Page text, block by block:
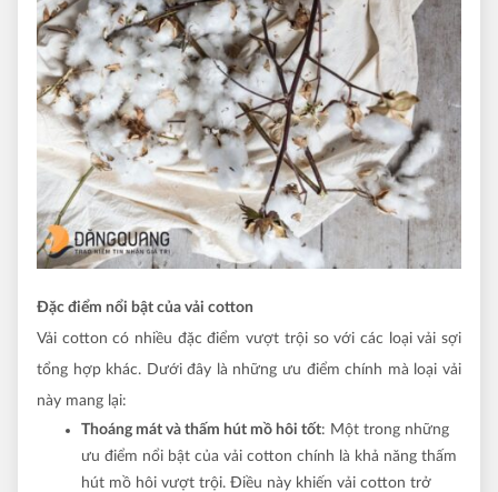
Đặc điểm nổi bật của vải cotton
Vải cotton có nhiều đặc điểm vượt trội so với các loại vải sợi
tổng hợp khác. Dưới đây là những ưu điểm chính mà loại vải
này mang lại:
Thoáng mát và thấm hút mồ hôi tốt: Một trong những
ưu điểm nổi bật của vải cotton chính là khả năng thấm
hút mồ hôi vượt trội. Điều này khiến vải cotton trở